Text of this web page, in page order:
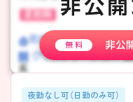
夜勤なし可（日勤のみ可）